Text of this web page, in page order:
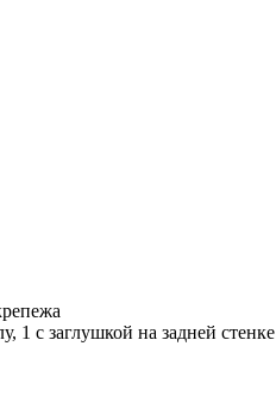
1 с заглушкой на задней стенке